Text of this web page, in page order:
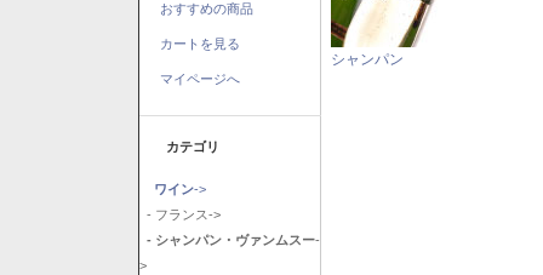
おすすめの商品
カートを見る
マイページへ
カテゴリ
ワイン->
- フランス->
- シャンパン・ヴァンムスー-
>
シャンパン